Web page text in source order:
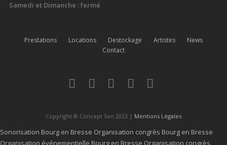
Samedi et Dimanche : fermé
Prestations Locations Destockage Artistes
News
Contact
Copyright © Concept Son 2023 | Mentions Légales
Sonorisation Bourg en Bresse Organisation congrès Bourg en Bresse
Organisation événementielle Bourg en Bresse Organisation congrès